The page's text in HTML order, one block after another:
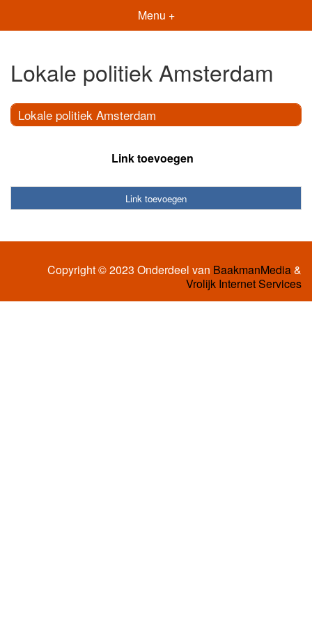
Menu +
Lokale politiek Amsterdam
Lokale politiek Amsterdam
Link toevoegen
Link toevoegen
Copyright © 2023 Onderdeel van BaakmanMedia&
Vrolijk Internet Services